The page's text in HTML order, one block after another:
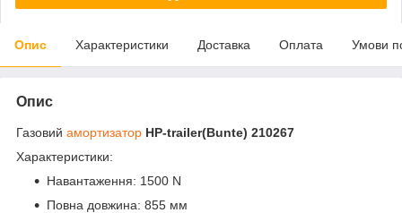
Опис Характеристики Доставка Оплата Умови
Опис
Газовий амортизатор HP-trailer(Bunte) 210267
Характеристики:
Навантаження: 1500 N
Повна довжина: 855 мм